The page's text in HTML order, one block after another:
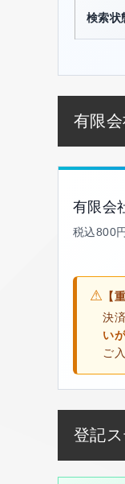
検索状
有限
有限会
税込800
⚠ 【
決
い
ご
登記